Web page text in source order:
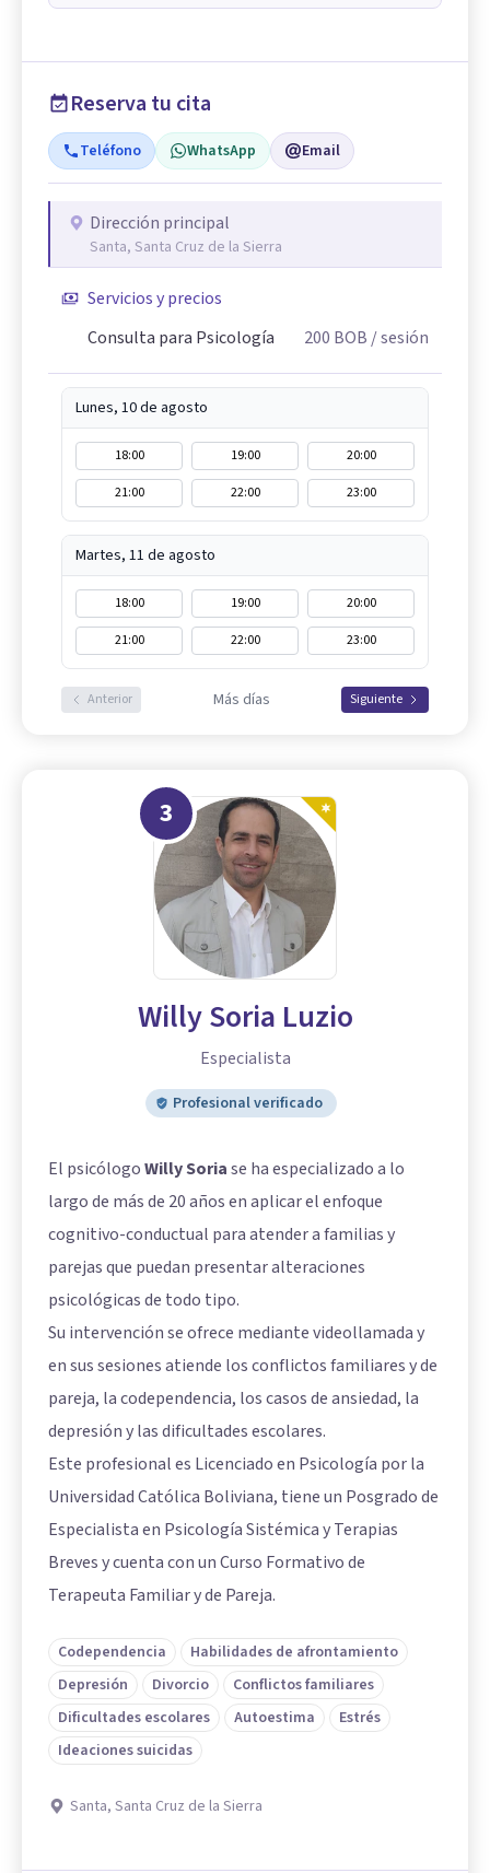
Reserva tu cita
Teléfono WhatsApp Email
Dirección principal
Santa, Santa Cruz de la Sierra
Servicios y precios
Consulta para Psicología
200 BOB / sesión
Lunes, 10 de agosto
18:00 19:00
20:00
21:00
22:00 23:00
Martes, 11 de agosto
18:00 19:00
20:00
21:00
22:00 23:00
Anterior Más días Siguiente
3
Willy Soria Luzio
Especialista
Profesional verificado
El psicólogoWilly Soriase ha especializado a lo
largo de más de 20 años en aplicar el enfoque
cognitivo-conductual para atender a familias y
parejas que puedan presentar alteraciones
psicológicas de todo tipo.
Su intervención se ofrece mediante videollamada y
en sus sesiones atiende los conflictos familiares y de
pareja, la codependencia, los casos de ansiedad, la
depresión y las dificultades escolares.
Este profesional es Licenciado en Psicología por la
Universidad Católica Boliviana, tiene un Posgrado de
Especialista en Psicología Sistémica y Terapias
Breves y cuenta con un Curso Formativo de
Terapeuta Familiar y de Pareja.
Codependencia
Habilidades de afrontamiento
Depresión
Divorcio
Conflictos familiares
Dificultades escolares
Autoestima
Estrés
Ideaciones suicidas
Santa, Santa Cruz de la Sierra